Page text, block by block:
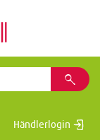
Händlerlogin